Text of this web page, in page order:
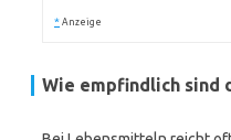
* Anzeige
Wie empfindlich sind